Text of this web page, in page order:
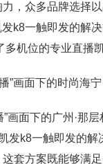
，众多品牌选择
k8一触即发的解
多机位的专业直播
”画面下的时尚海
”画面下的广州·那
发k8一触即发的
套方案既能够满